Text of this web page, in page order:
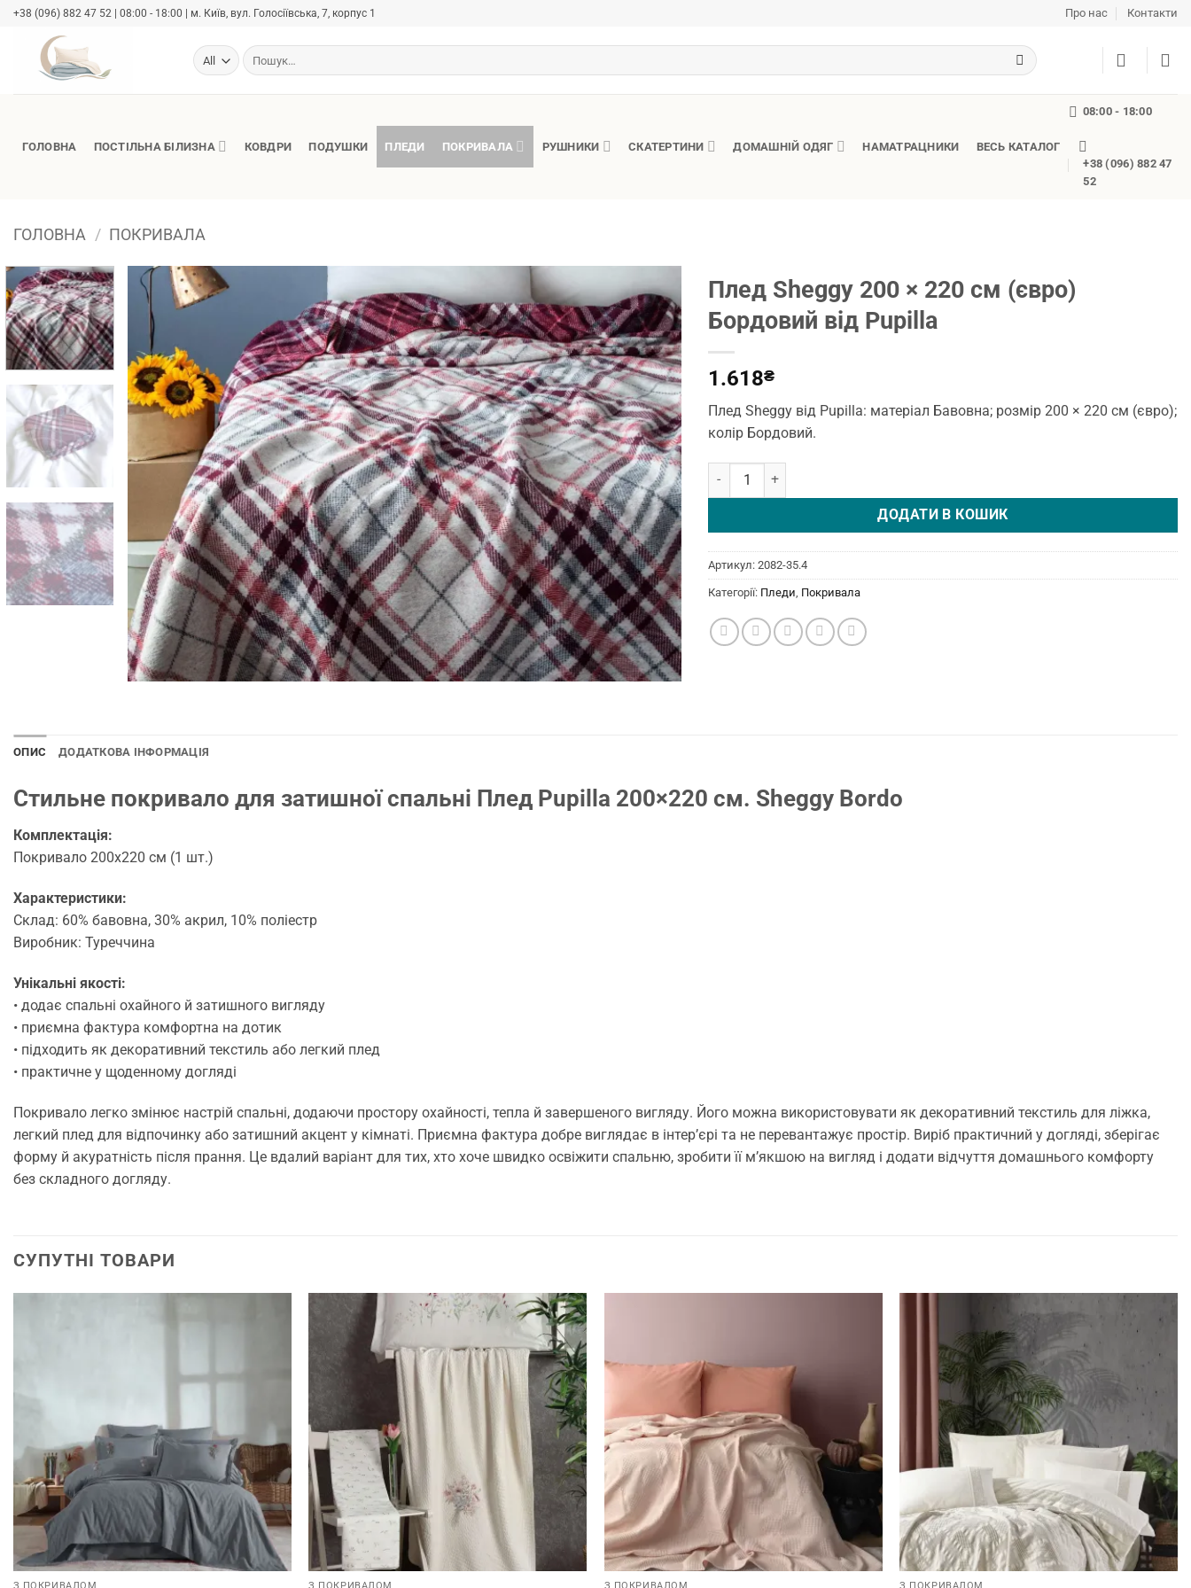
Skip
content
+38 (096) 882 47 52 | 08:00 - 18:00 | м. Київ, вул. Голосіївська, 7, корпус 1 Про нас Контакти
Шукати:
ГОЛОВНА ПОСТІЛЬНА БІЛИЗНА КОВДРИ ПОДУШКИ ПЛЕДИ ПОКРИВАЛА РУШНИКИ СКАТЕРТИНИ ДОМАШНІЙ ОДЯГ НАМАТРАЦНИКИ ВЕСЬ КАТАЛОГ
08:00 - 18:00
+38 (096) 882 47
52
ГОЛОВНА / ПОКРИВАЛА
Плед Sheggy 200 × 220 см (євро)
Бордовий від Pupilla
1.618₴
Плед Sheggy від Pupilla: матеріал Бавовна; розмір 200 × 220 см (євро);
колір Бордовий.
Плед Sheggy 200 × 220 см (євро) Бордовий від Pupilla кількість
ДОДАТИ В КОШИК
Артикул: 2082-35.4
Категорії: Пледи Покривала
ОПИС ДОДАТКОВА ІНФОРМАЦІЯ
Стильне покривало для затишної спальні Плед Pupilla 200×220 см. Sheggy Bordo
Комплектація:
Покривало 200х220 см (1 шт.)
Характеристики:
Склад: 60% бавовна, 30% акрил, 10% поліестр
Виробник: Туреччина
Унікальні якості:
• додає спальні охайного й затишного вигляду
• приємна фактура комфортна на дотик
• підходить як декоративний текстиль або легкий плед
• практичне у щоденному догляді
Покривало легко змінює настрій спальні, додаючи простору охайності, тепла й завершеного вигляду. Його можна використовувати як декоративний текстиль для ліжка,
легкий плед для відпочинку або затишний акцент у кімнаті. Приємна фактура добре виглядає в інтер’єрі та не перевантажує простір. Виріб практичний у догляді, зберігає
форму й акуратність після прання. Це вдалий варіант для тих, хто хоче швидко освіжити спальню, зробити її м’якшою на вигляд і додати відчуття домашнього комфорту
без складного догляду.
СУПУТНІ ТОВАРИ
З ПОКРИВАЛОМ З ПОКРИВАЛОМ З ПОКРИВАЛОМ З ПОКРИВАЛОМ